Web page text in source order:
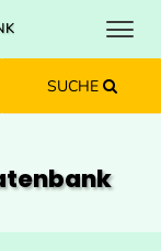
springenspringen
springen
springen
SUCHE